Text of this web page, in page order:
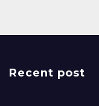
Recent post